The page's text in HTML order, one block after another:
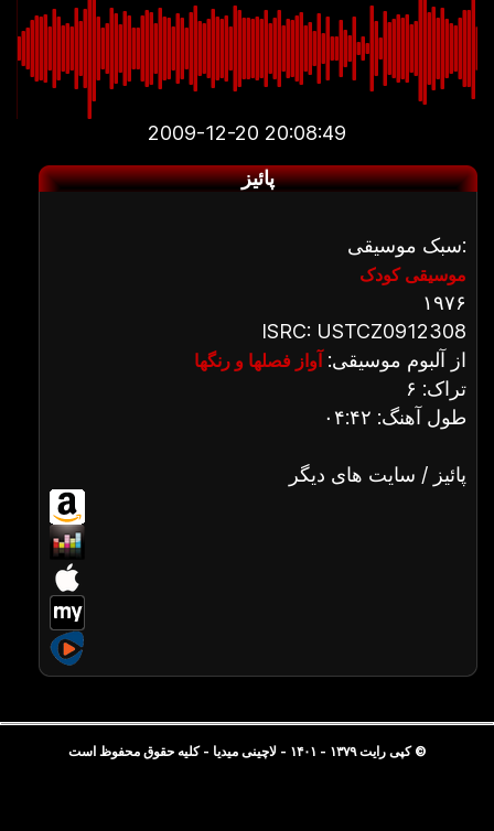
2009-12-20 20:08:49
پائیز
سبک موسیقی:
موسیقی کودک
۱۹۷۶
ISRC: USTCZ0912308
از آلبوم موسیقی: آواز فصلها و رنگها
تراک: ۶
طول آهنگ: ۰۴:۴۲
پائیز / سایت های دیگر
© کپی رایت ۱۳۷۹ - ۱۴۰۱ - لاچینی میدیا - کلیه حقوق محفوظ است